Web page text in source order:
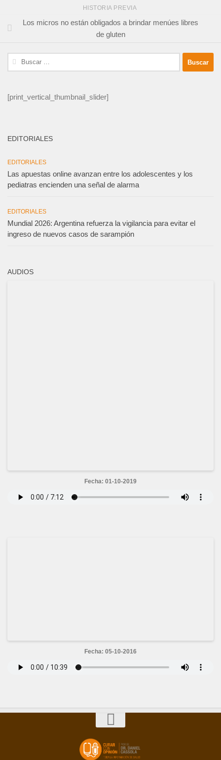
HISTORIA PREVIA
Los micros no están obligados a brindar menúes libres
de gluten
Buscar:
[print_vertical_thumbnail_slider]
EDITORIALES
EDITORIALES
Las apuestas online avanzan entre los adolescentes y los
pediatras encienden una señal de alarma
EDITORIALES
Mundial 2026: Argentina refuerza la vigilancia para evitar el
ingreso de nuevos casos de sarampión
AUDIOS
Fecha: 01-10-2019
Fecha: 05-10-2016